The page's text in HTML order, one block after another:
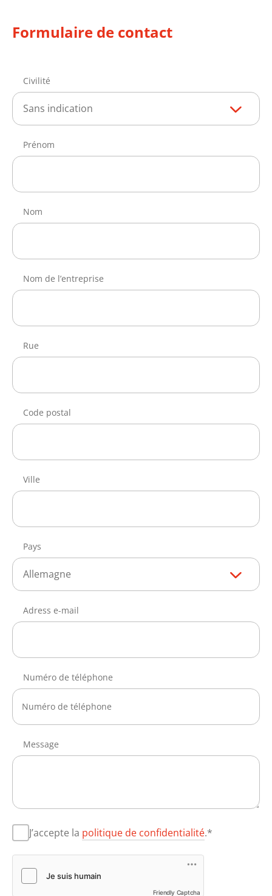
Formulaire de contact
Civilité
Sans indication
Prénom
Nom
Nom de l’entreprise
Rue
Code postal
Ville
Pays
Allemagne
Adress e-mail
Numéro de téléphone
Message
J’accepte la politique de confidentialité.*
Friendly Captcha